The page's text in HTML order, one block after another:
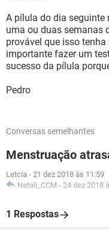
A pílula do dia
uma ou duas semanas
provável que isso
importante fazer um
sucesso da pílula
Pedro
Conversas semelhantes
Menstruação
Letcia - 21 dez 2018 às 11:59
Natali_CCM - 24 dez 2018
1 Respostas